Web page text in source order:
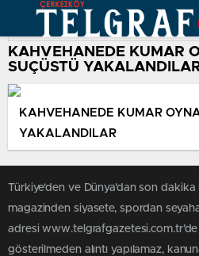
KAHVEHANEDE KUMAR
SUÇÜSTÜ
KAHVEHANEDE KUMAR
YAKALANDILAR
Türkiye'den ve Dünya’dan son dakika
magazinden siyasete, spordan
adresi
gösterilmeden alıntı yapılamaz,